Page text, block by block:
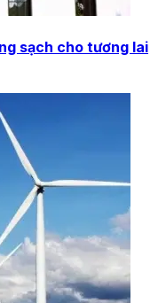
sạch cho tương lai